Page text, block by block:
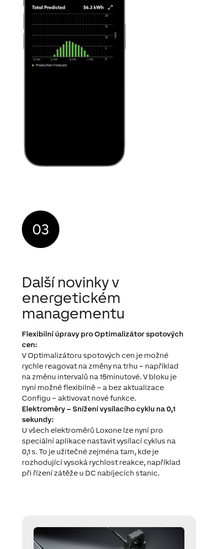
Další novinky v
energetickém
managementu
Flexibilní úpravy pro Optimalizátor spotových
cen:
V Optimalizátoru spotových cen je možné
rychle reagovat na změny na trhu – například
na změnu intervalů na 15minutové. V bloku je
nyní možné flexibilně – a bez aktualizace
Configu – aktivovat nové funkce.
Elektroměry – Snížení vysílacího cyklu na 0,1
sekundy:
U všech elektroměrů Loxone lze nyní pro
speciální aplikace nastavit vysílací cyklus na
0,1 s. To je užitečné zejména tam, kde je
rozhodující vysoká rychlost reakce, například
při řízení zátěže u DC nabíjecích stanic.